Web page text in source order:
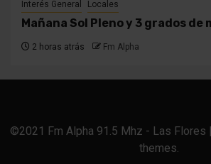
Interés General Locales
Mañana Sol Pleno y 3 grados de
2 horas atrás Fm Alpha
©2021 Fm Alpha 91.5 Mhz - Las Flores
themes.